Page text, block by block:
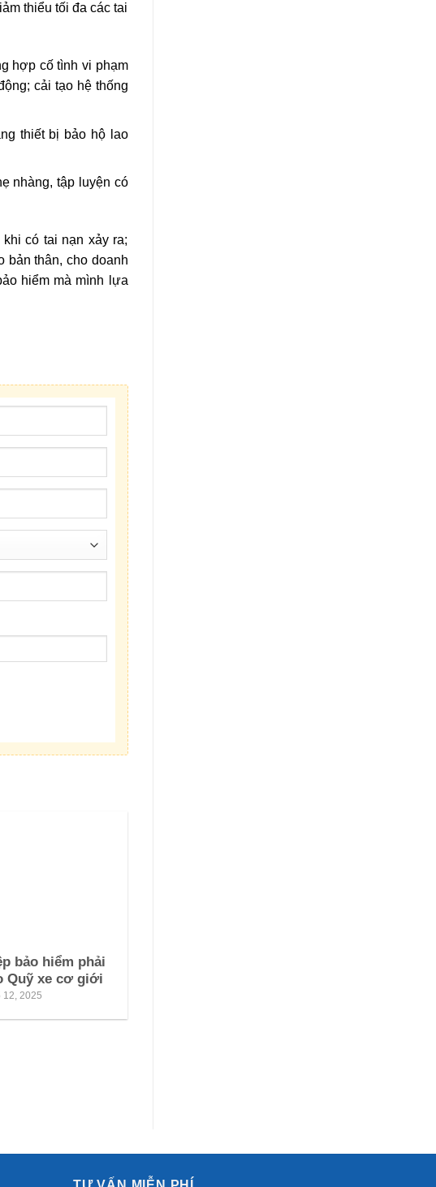
thiểu tối đa các tai
hợp cố tình vi phạm
cải tạo hệ thống
thiết bị bảo hộ lao
nhàng, tập luyện có
có tai nạn xảy ra;
bản thân, cho doanh
hiểm mà mình lựa
bảo hiểm phải
Quỹ xe cơ giới
12, 2025